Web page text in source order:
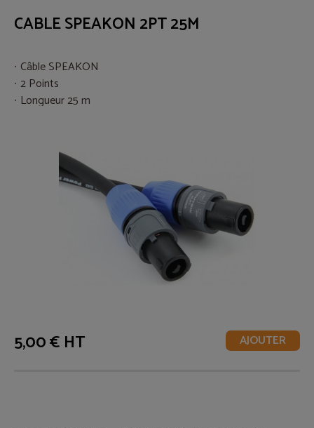
CABLE SPEAKON 2PT 25M
Câble SPEAKON
2 Points
Longueur 25 m
5,00 € HT AJOUTER